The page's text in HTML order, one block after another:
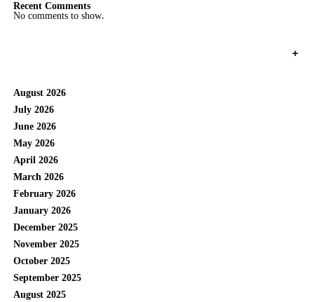
Recent Comments
No comments to show.
+
August 2026
July 2026
June 2026
May 2026
April 2026
March 2026
February 2026
January 2026
December 2025
November 2025
October 2025
September 2025
August 2025